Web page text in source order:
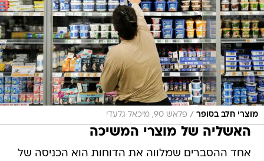
מוצרי חלב בסופר / פלאש 90, מיכאל גלעדי
האשליה של מוצרי המשיכה
אחד ההסברים שמלווה את הדוחות הוא הכניסה של